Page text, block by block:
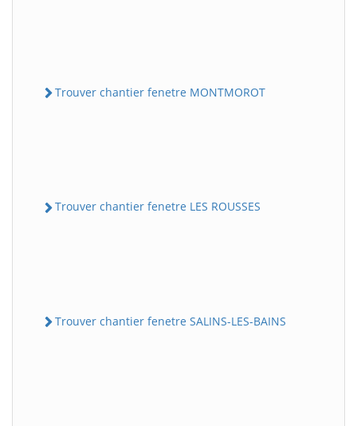
Trouver chantier fenetre MONTMOROT
Trouver chantier fenetre LES ROUSSES
Trouver chantier fenetre SALINS-LES-BAINS